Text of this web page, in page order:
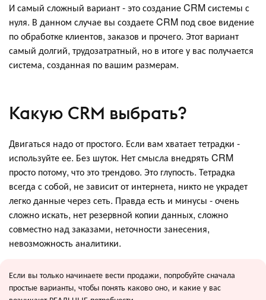
И самый сложный вариант - это создание CRM системы с
нуля. В данном случае вы создаете CRM под свое видение
по обработке клиентов, заказов и прочего. Этот вариант
самый долгий, трудозатратный, но в итоге у вас получается
система, созданная по вашим размерам.
Какую CRM выбрать?
Двигаться надо от простого. Если вам хватает тетрадки -
используйте ее. Без шуток. Нет смысла внедрять CRM
просто потому, что это трендово. Это глупость. Тетрадка
всегда с собой, не зависит от интернета, никто не украдет
легко данные через сеть. Правда есть и минусы - очень
сложно искать, нет резервной копии данных, сложно
совместно над заказами, неточности занесения,
невозможность аналитики.
Если вы только начинаете вести продажи, попробуйте сначала
простые варианты, чтобы понять каково оно, и какие у вас